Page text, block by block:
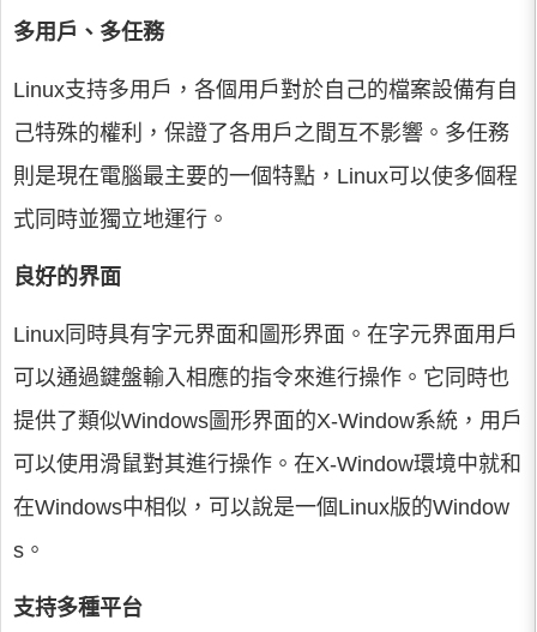
多用戶、多任務
Linux支持多用戶，各個用戶對於自己的檔案設備有自
己特殊的權利，保證了各用戶之間互不影響。多任務
則是現在電腦最主要的一個特點，Linux可以使多個程
式同時並獨立地運行。
良好的界面
Linux同時具有字元界面和圖形界面。在字元界面用戶
可以通過鍵盤輸入相應的指令來進行操作。它同時也
提供了類似Windows圖形界面的X-Window系統，用戶
可以使用滑鼠對其進行操作。在X-Window環境中就和
在Windows中相似，可以說是一個Linux版的Window
s。
支持多種平台